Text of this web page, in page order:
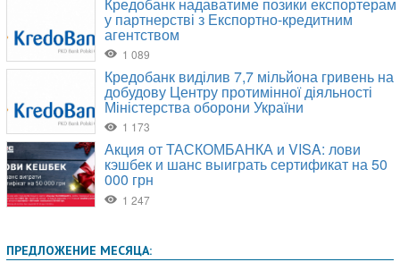
ПРЕДЛОЖЕНИЕ МЕСЯЦА: